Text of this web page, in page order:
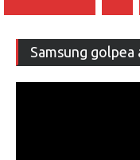
de
entradas
Samsung golpea